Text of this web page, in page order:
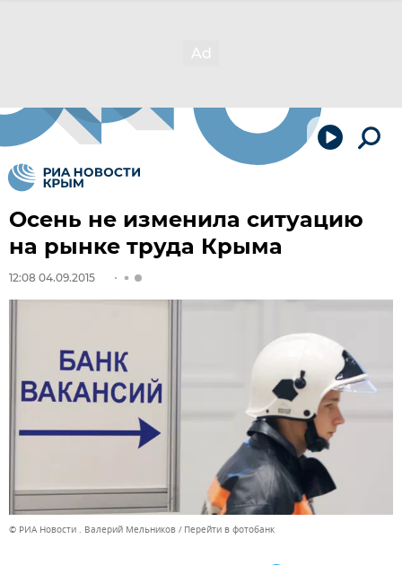
Осень не изменила ситуацию
на рынке труда Крыма
12:08 04.09.2015
© РИА Новости . Валерий Мельников Перейти в фотобанк